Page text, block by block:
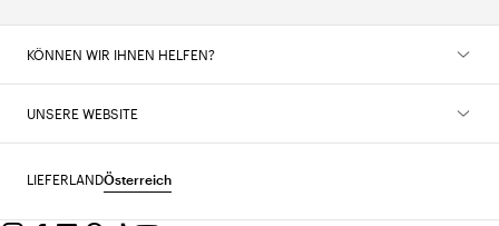
KÖNNEN WIR IHNEN HELFEN?
UNSERE WEBSITE
LIEFERLANDÖsterreich